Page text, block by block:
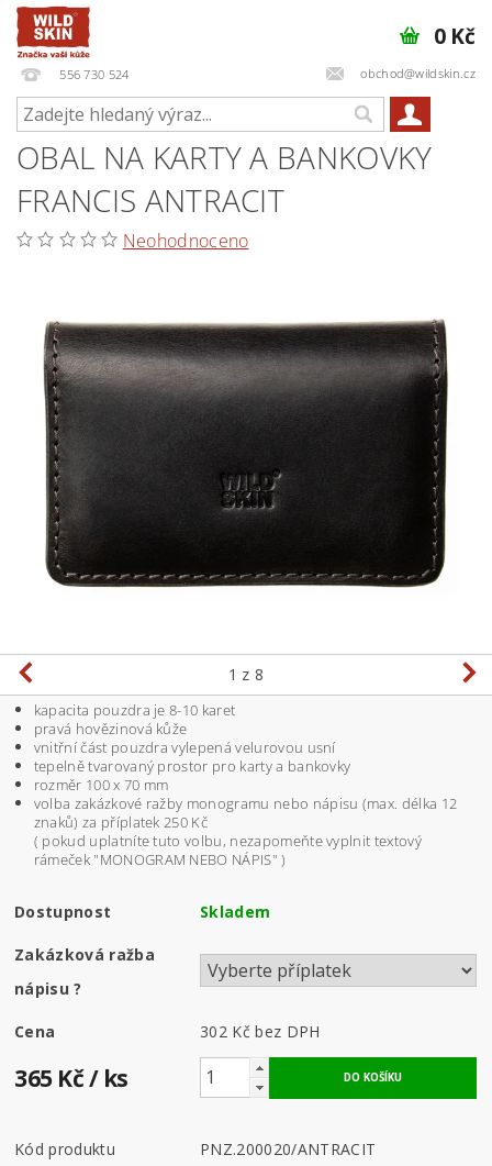
556 730 524 obchod@wildskin.cz
0 Kč
OBAL NA KARTY A BANKOVKY
FRANCIS ANTRACIT
Neohodnoceno
1 z 8
kapacita pouzdra je 8-10 karet
pravá hovězinová kůže
vnitřní část pouzdra vylepená velurovou usní
tepelně tvarovaný prostor pro karty a bankovky
rozměr 100 x 70 mm
volba zakázkové ražby monogramu nebo nápisu (max. délka 12
znaků) za příplatek 250 Kč
( pokud uplatníte tuto volbu, nezapomeňte vyplnit textový
rámeček "MONOGRAM NEBO NÁPIS" )
Dostupnost Skladem
Zakázková ražba
nápisu?
Cena 302 Kč bez DPH
365 Kč/ ks
Kód produktu
PNZ.200020/ANTRACIT